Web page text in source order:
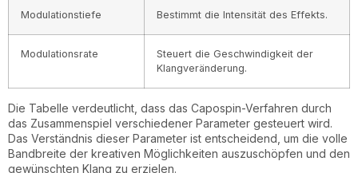
Modulationstiefe Bestimmt die Intensität des Effekts.
Modulationsrate
Steuert die Geschwindigkeit der
Klangveränderung.
Die Tabelle verdeutlicht, dass das Capospin-Verfahren durch
das Zusammenspiel verschiedener Parameter gesteuert wird.
Das Verständnis dieser Parameter ist entscheidend, um die volle
Bandbreite der kreativen Möglichkeiten auszuschöpfen und den
gewünschten Klang zu erzielen.